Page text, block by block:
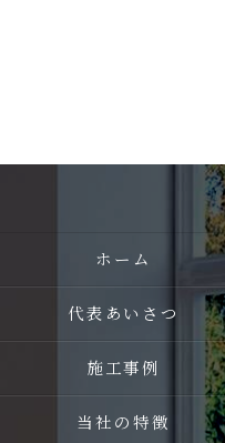
ホーム
代表あいさつ
施工事例
当社の特徴